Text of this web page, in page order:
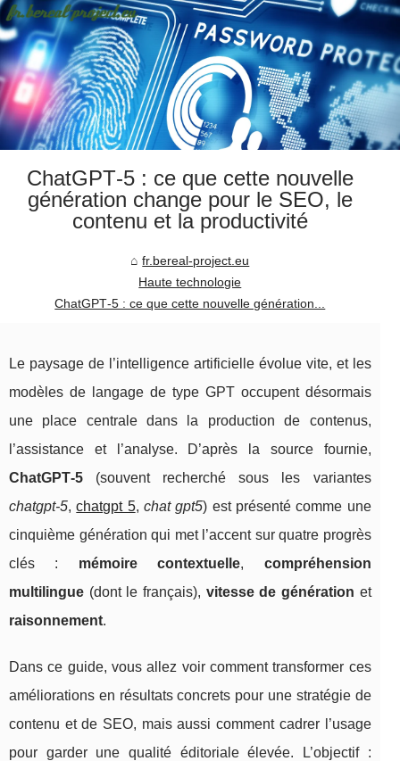
ChatGPT‑5 : ce que cette nouvelle
génération change pour le SEO, le
contenu et la productivité
fr.bereal-project.eu
Haute technologie
ChatGPT‑5 : ce que cette nouvelle génération...
Le paysage de l’intelligence artificielle évolue vite, et les
modèles de langage de type GPT occupent désormais
une place centrale dans la production de contenus,
l’assistance et l’analyse. D’après la source fournie,
ChatGPT‑5 (souvent recherché sous les variantes
chatgpt-5,chatgpt 5, chat gpt5) est présenté comme une
cinquième génération qui met l’accent sur quatre progrès
clés : mémoire contextuelle, compréhension
multilingue (dont le français), vitesse de génération et
raisonnement.
Dans ce guide, vous allez voir comment transformer ces
améliorations en résultats concrets pour une stratégie de
contenu et de SEO, mais aussi comment cadrer l’usage
pour garder une qualité éditoriale élevée. L’objectif :